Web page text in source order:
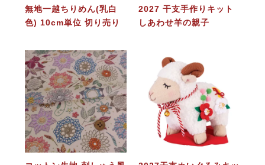
無地一越ちりめん(乳白
色) 10cm単位 切り売り
2027 干支手作りキット
しあわせ羊の親子